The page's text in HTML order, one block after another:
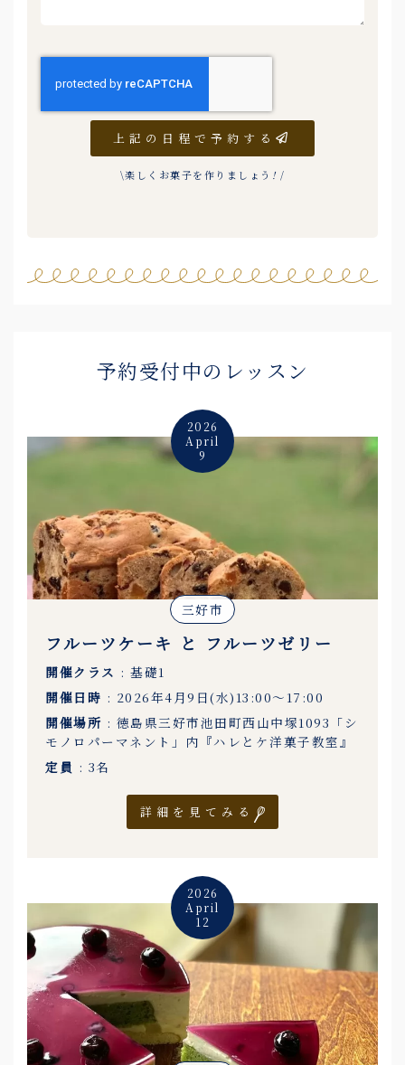
上記の日程で予約する
\楽しくお菓子を作りましょう !/
予約受付中のレッスン
2026
April
9
三好市
フルーツケーキ と フルーツゼリー
開催クラス : 基礎1
開催日時 : 2026年4月9日(水)13:00〜17:00
開催場所 : 徳島県三好市池田町西山中塚1093「シ
モノロパーマネント」内『ハレとケ洋菓子教室』
定員 : 3名
詳細を見てみる
2026
April
12